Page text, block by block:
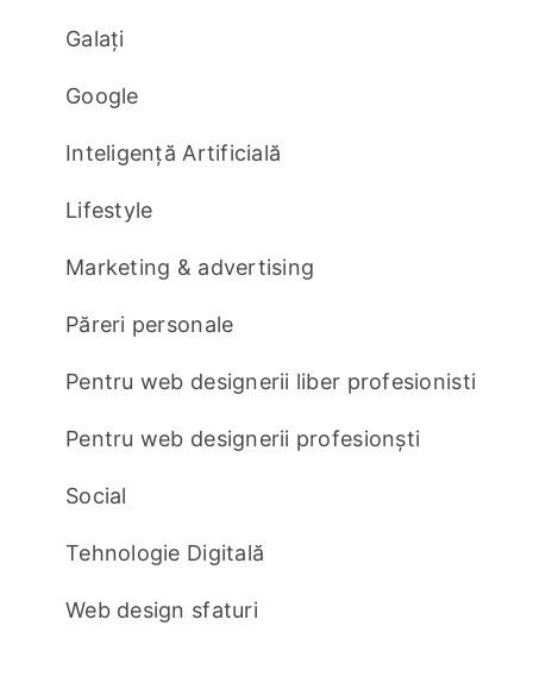
Galați
Google
Inteligență Artificială
Lifestyle
Marketing & advertising
Păreri personale
Pentru web designerii liber profesionisti
Pentru web designerii profesionști
Social
Tehnologie Digitală
Web design sfaturi